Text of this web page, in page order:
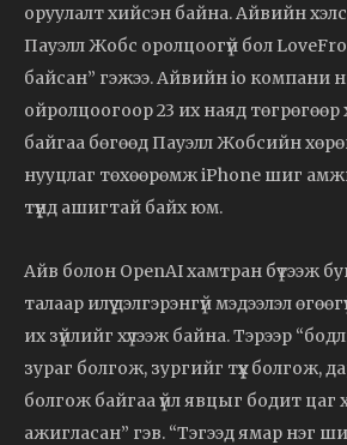
оруулалт хийсэн байна. Айвийн
Пауэлл Жобс оролцоогүй бол
байсан” гэжээ. Айвийн io компани
ойролцоогоор 23 их наяд төгрөгөөр
байгаа бөгөөд Пауэлл Жобсийн
нууцлаг төхөөрөмж iPhone шиг
түүнд ашигтай байх юм.
Айв болон OpenAI хамтран бүтээж
талаар илүү дэлгэрэнгүй мэдээлэл
их зүйлийг хүлээж байна. Тэрээр
зураг болгож, зургийг түүх болгож,
болгож байгаа үйл явцыг бодит цаг
ажигласан” гэв. “Тэгээд ямар нэг